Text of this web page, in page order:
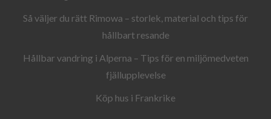
Så väljer du rätt Rimowa – storlek, material och tips för
hållbart resande
Hållbar vandring i Alperna – Tips för en miljömedveten
fjällupplevelse
Köp hus i Frankrike